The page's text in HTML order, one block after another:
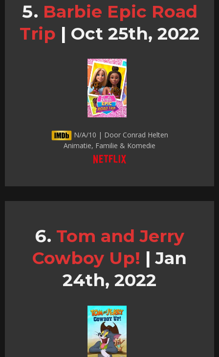
Barbie Epic Road
Trip | Oct 25th, 2022
N/A/10 | Door Conrad Helten
Animatie, Familie & Komedie
Tom and Jerry
Cowboy Up! | Jan
24th, 2022